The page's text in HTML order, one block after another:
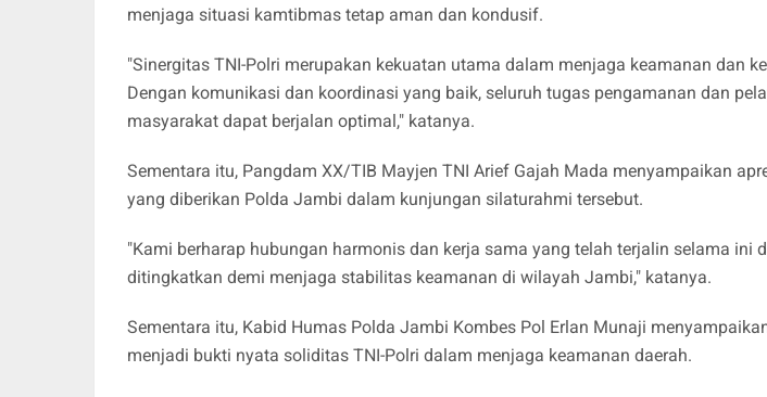
menjaga situasi kamtibmas tetap aman dan kondusif.
"Sinergitas TNI-Polri merupakan kekuatan utama dalam menjaga keamanan dan
Dengan komunikasi dan koordinasi yang baik, seluruh tugas pengamanan dan
masyarakat dapat berjalan optimal," katanya.
Sementara itu, Pangdam XX/TIB Mayjen TNI Arief Gajah Mada menyampaikan
yang diberikan Polda Jambi dalam kunjungan silaturahmi tersebut.
"Kami berharap hubungan harmonis dan kerja sama yang telah terjalin selama ini
ditingkatkan demi menjaga stabilitas keamanan di wilayah Jambi," katanya.
Sementara itu, Kabid Humas Polda Jambi Kombes Pol Erlan Munaji
menjadi bukti nyata soliditas TNI-Polri dalam menjaga keamanan daerah.